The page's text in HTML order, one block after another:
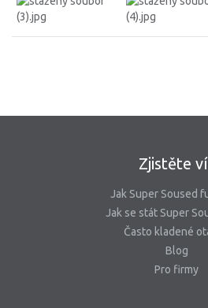
Zjistěte
Jak Super Soused
Jak se stát Super
Často kladené
Blog
Pro firmy